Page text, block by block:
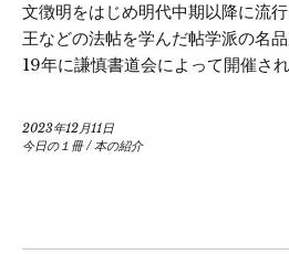
文徴明をはじめ明代中期以降に流
王などの法帖を学んだ帖学派の名
19年に謙慎書道会によって開催さ
2023年12月11日
今日の１冊/本の紹介